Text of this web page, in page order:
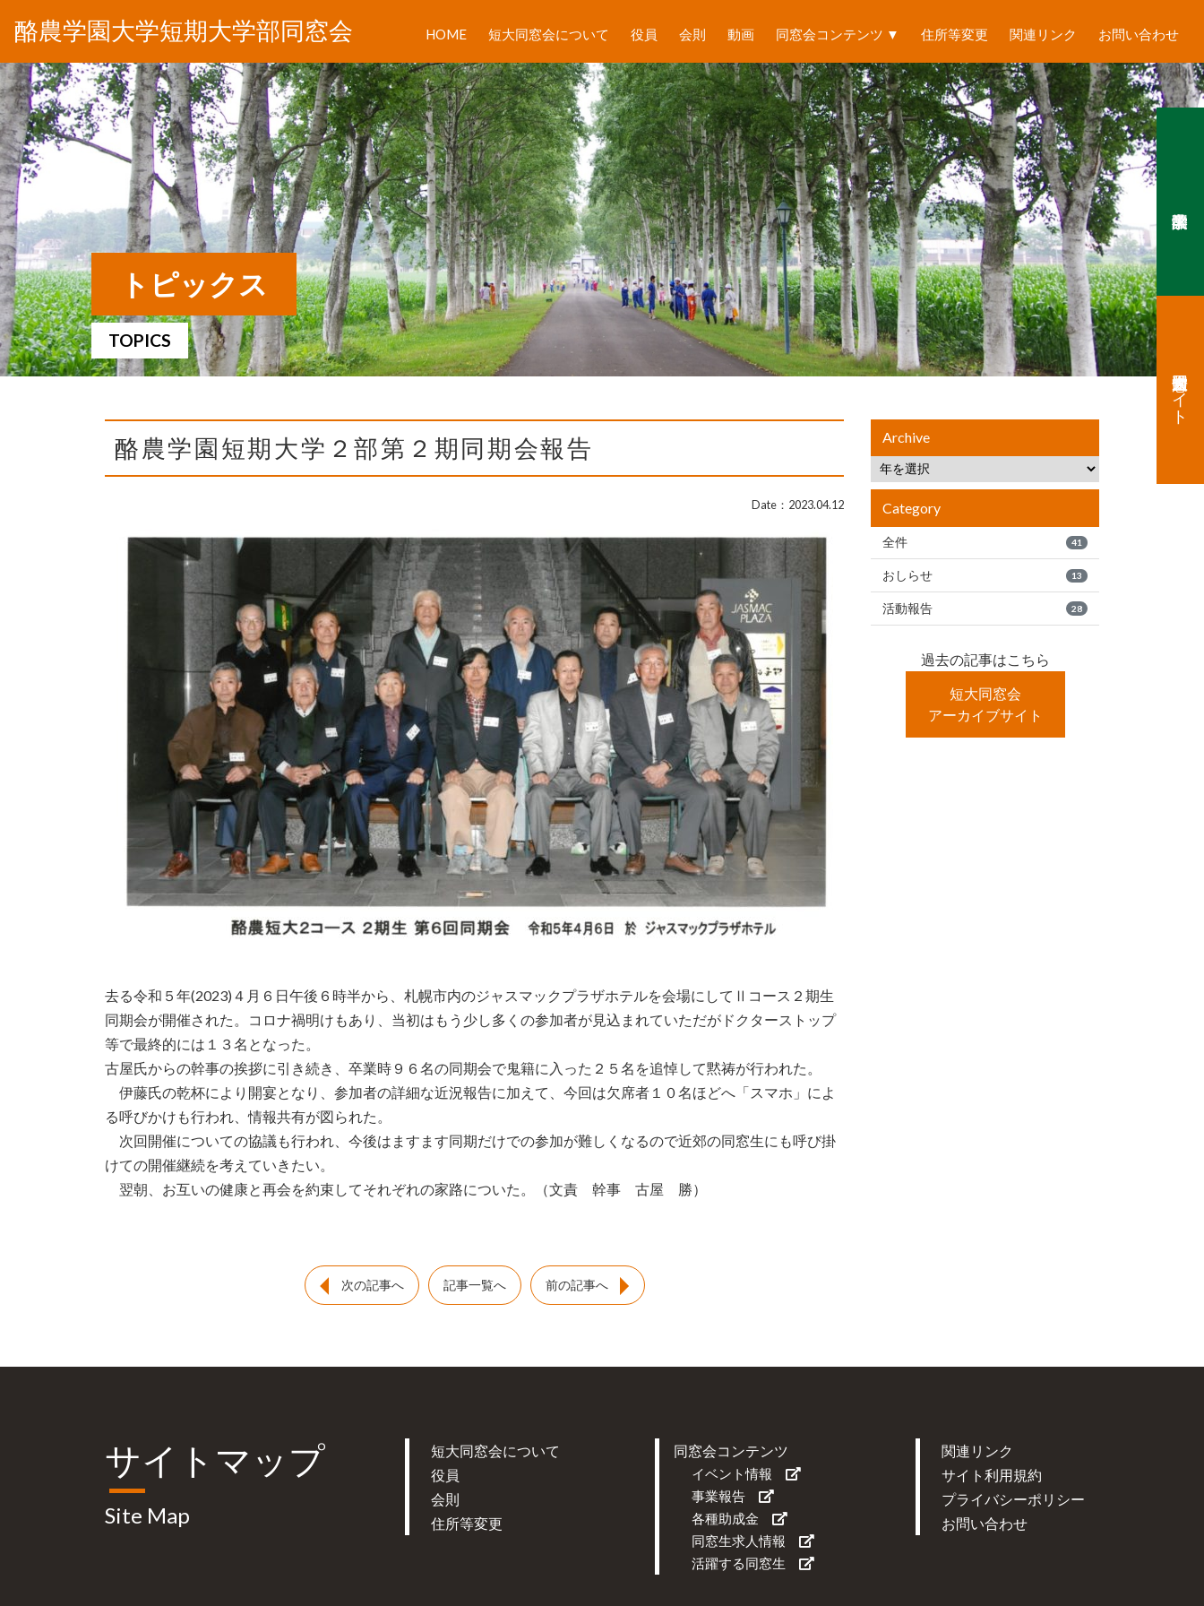
酪農学園大学短期大学部同窓会 HOME 短大同窓会について 役員 会則 動画 同窓会コンテンツ ▼ 住所等変更 関連リンク お問い合わせ
トピックス
TOPICS
酪農学園短期大学２部第２期同期会報告
Date：2023.04.12
去る令和５年(2023)４月６日午後６時半から、札幌市内のジャスマックプラザホテルを会場にしてⅡコース２期生
同期会が開催された。コロナ禍明けもあり、当初はもう少し多くの参加者が見込まれていただがドクターストップ
等で最終的には１３名となった。
古屋氏からの幹事の挨拶に引き続き、卒業時９６名の同期会で鬼籍に入った２５名を追悼して黙祷が行われた。
伊藤氏の乾杯により開宴となり、参加者の詳細な近況報告に加えて、今回は欠席者１０名ほどへ「スマホ」によ
る呼びかけも行われ、情報共有が図られた。
次回開催についての協議も行われ、今後はますます同期だけでの参加が難しくなるので近郊の同窓生にも呼び掛
けての開催継続を考えていきたい。
翌朝、お互いの健康と再会を約束してそれぞれの家路についた。（文責 幹事 古屋 勝）
次の記事へ 記事一覧へ 前の記事へ
Archive
Category
全件 41
おしらせ 13
活動報告 28
過去の記事はこちら
短大同窓会
アーカイブサイト
サイトマップ
Site Map
短大同窓会について
役員
会則
住所等変更
同窓会コンテンツ
イベント情報
事業報告
各種助成金
同窓生求人情報
活躍する同窓生
関連リンク
サイト利用規約
プライバシーポリシー
お問い合わせ
短大同窓会過去サイト